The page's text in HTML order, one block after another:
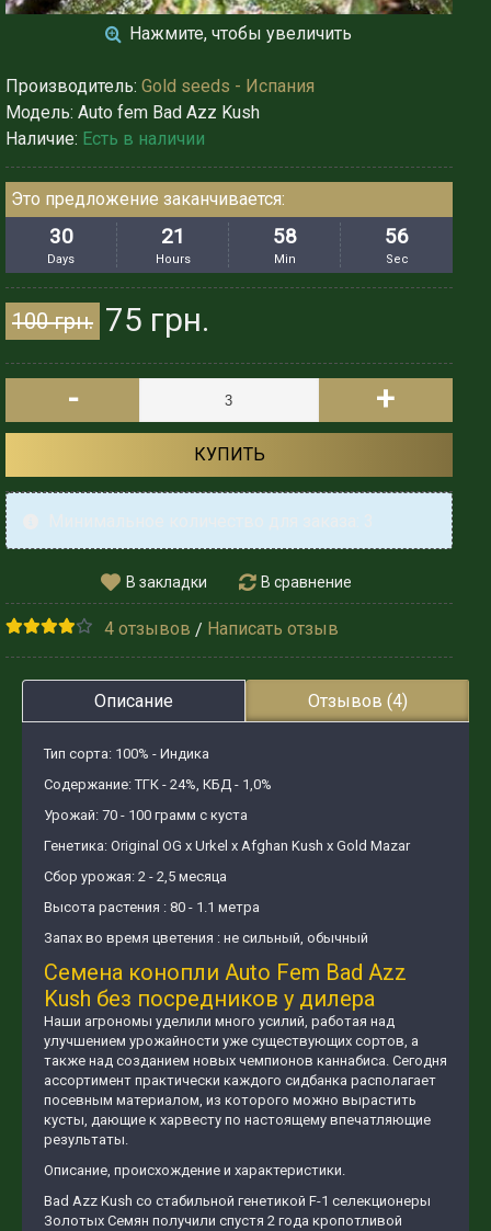
Нажмите, чтобы увеличить
Производитель: Gold seeds - Испания
Модель: Auto fem Bad Azz Kush
Наличие: Есть в наличии
Это предложение заканчивается:
30
Days
21
Hours
58
Min
54
Sec
100 грн. 75 грн.
- +
КУПИТЬ
В закладки В сравнение
4 отзывов / Написать отзыв
Описание Отзывов (4)
Тип сорта: 100% - Индика
Содержание: ТГК - 24%, КБД - 1,0%
Урожай: 70 - 100 грамм с куста
Генетика: Original OG x Urkel x Afghan Kush х Gold Mazar
Сбор урожая: 2 - 2,5 месяца
Высота растения : 80 - 1.1 метра
Запах во время цветения : не сильный, обычный
Семена конопли Auto Fem Bad Azz
Kush без посредников у дилера
Наши агрономы уделили много усилий, работая над
улучшением урожайности уже существующих сортов, а
также над созданием новых чемпионов каннабиса. Сегодня
ассортимент практически каждого сидбанка располагает
посевным материалом, из которого можно вырастить
кусты, дающие к харвесту по настоящему впечатляющие
результаты.
Описание, происхождение и характеристики.
Bad Azz Kush со стабильной генетикой F-1 селекционеры
Золотых Семян получили спустя 2 года кропотливой